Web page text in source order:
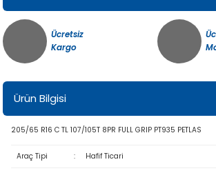
Ücretsiz
Kargo
Ürün Bilgisi
205/65 R16 C TL 107/105T 8PR FULL GRIP PT935 PETLAS
Araç Tipi : Hafif Ticari